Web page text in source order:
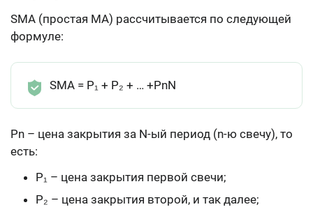
SMA (простая MA) рассчитывается по следующей
формуле:
SMA = P₁ + P₂ + … +PnN
Pn – цена закрытия за N-ый период (n-ю свечу), то
есть:
P₁ – цена закрытия первой свечи;
P₂ – цена закрытия второй, и так далее;